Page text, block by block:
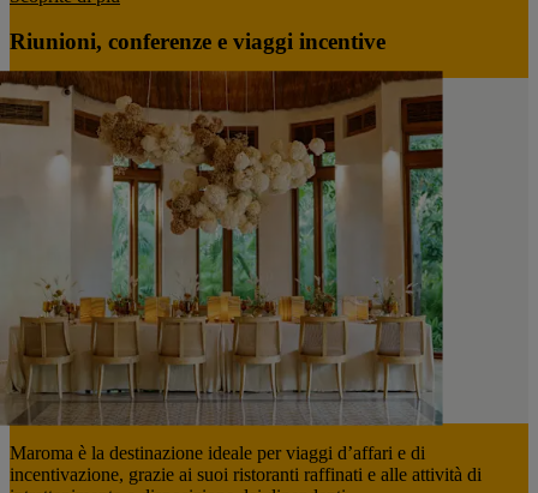
Riunioni, conferenze e viaggi incentive
Maroma è la destinazione ideale per viaggi d’affari e di
incentivazione, grazie ai suoi ristoranti raffinati e alle attività di